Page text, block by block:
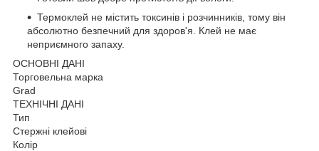
Термоклей не містить токсинів і розчинників, тому він
абсолютно безпечний для здоров'я. Клей не має
неприємного запаху.
ОСНОВНІ ДАНІ
Торговельна марка
Grad
ТЕХНІЧНІ ДАНІ
Тип
Стержні клейові
Колір